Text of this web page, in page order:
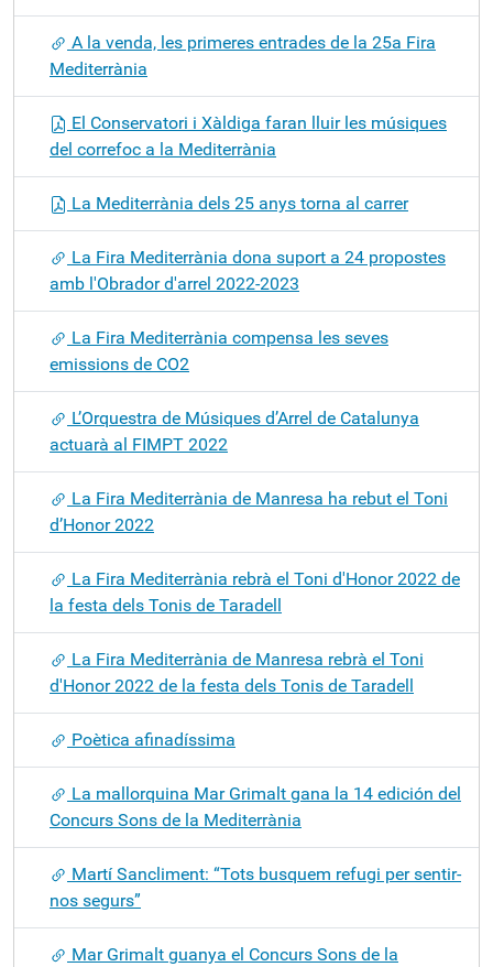
A la venda, les primeres entrades de la 25a Fira
Mediterrània
El Conservatori i Xàldiga faran lluir les músiques
del correfoc a la Mediterrània
La Mediterrània dels 25 anys torna al carrer
La Fira Mediterrània dona suport a 24 propostes
amb l'Obrador d'arrel 2022-2023
La Fira Mediterrània compensa les seves
emissions de CO2
L’Orquestra de Músiques d’Arrel de Catalunya
actuarà al FIMPT 2022
La Fira Mediterrània de Manresa ha rebut el Toni
d’Honor 2022
La Fira Mediterrània rebrà el Toni d'Honor 2022 de
la festa dels Tonis de Taradell
La Fira Mediterrània de Manresa rebrà el Toni
d'Honor 2022 de la festa dels Tonis de Taradell
Poètica afinadíssima
La mallorquina Mar Grimalt gana la 14 edición del
Concurs Sons de la Mediterrània
Martí Sancliment: “Tots busquem refugi per sentir-
nos segurs”
Mar Grimalt guanya el Concurs Sons de la